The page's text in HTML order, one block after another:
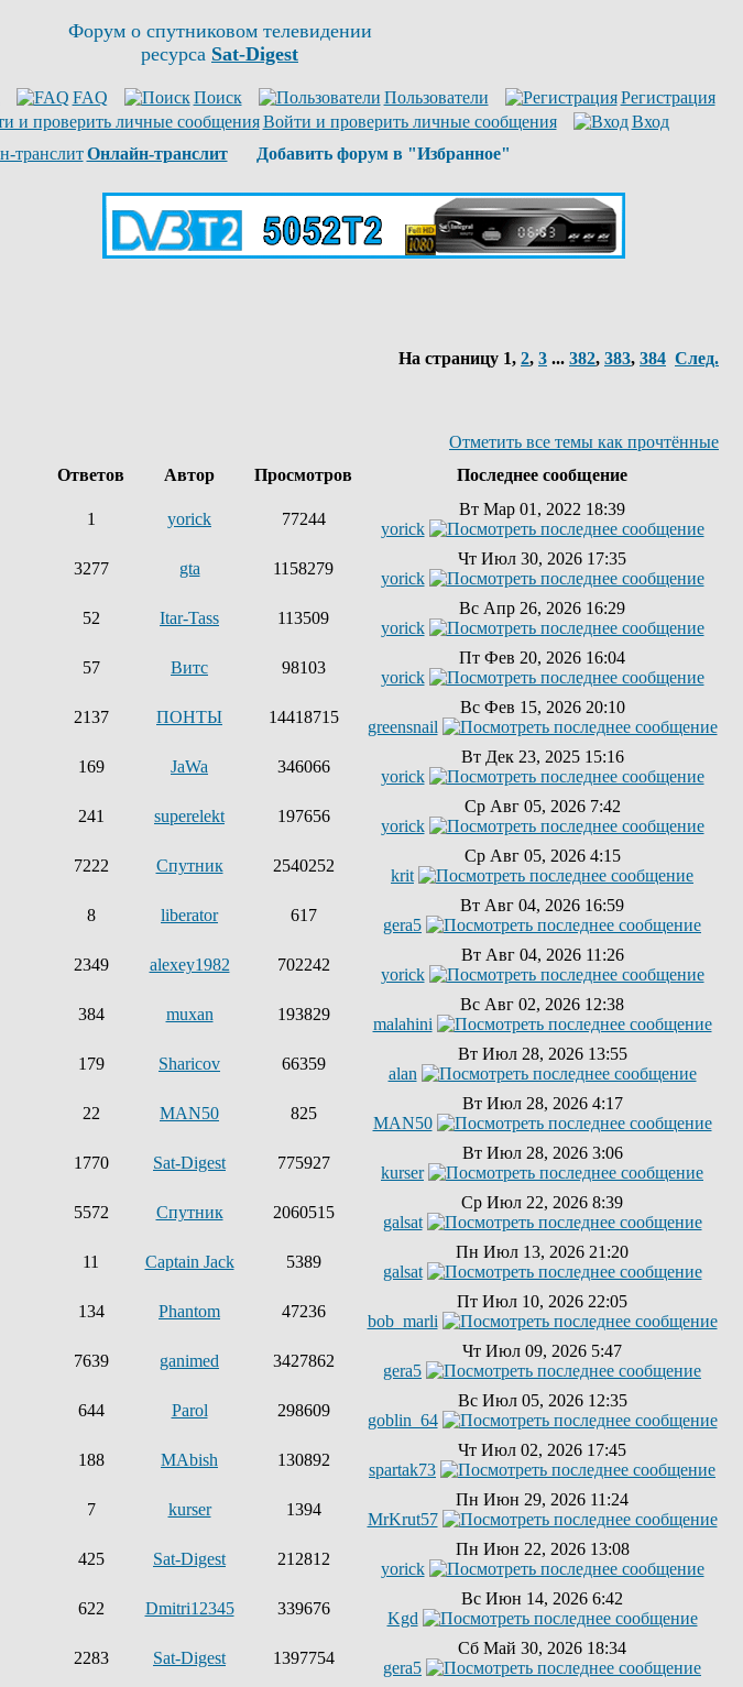
Форум о спутниковом телевидении
ресурса Sat-Digest
FAQ Поиск Пользователи
Регистрация
Войти и проверить личные сообщения
Вход
Онлайн-транслит
Добавить форум в "Избранное"
На страницу 1, 2, 3 ... 382, 383, 384 След.
Отметить все темы как прочтённые
Ответов Автор Просмотров Последнее сообщение
1 yorick 77244
Вт Мар 01, 2022 18:39
yorick
3277 gta 1158279
Чт Июл 30, 2026 17:35
yorick
52 Itar-Tass 113509
Вс Апр 26, 2026 16:29
yorick
57 Витс 98103
Пт Фев 20, 2026 16:04
yorick
2137 ПОНТЫ 14418715
Вс Фев 15, 2026 20:10
greensnail
169 JaWa 346066
Вт Дек 23, 2025 15:16
yorick
241 superelekt 197656
Ср Авг 05, 2026 7:42
yorick
7222 Спутник 2540252
Ср Авг 05, 2026 4:15
krit
8 liberator 617
Вт Авг 04, 2026 16:59
gera5
2349 alexey1982 702242
Вт Авг 04, 2026 11:26
yorick
384 muxan 193829
Вс Авг 02, 2026 12:38
malahini
179 Sharicov 66359
Вт Июл 28, 2026 13:55
alan
22 MAN50 825
Вт Июл 28, 2026 4:17
MAN50
1770 Sat-Digest 775927
Вт Июл 28, 2026 3:06
kurser
5572 Спутник 2060515
Ср Июл 22, 2026 8:39
galsat
11 Captain Jack 5389
Пн Июл 13, 2026 21:20
galsat
134 Phantom 47236
Пт Июл 10, 2026 22:05
bob_marli
7639 ganimed 3427862
Чт Июл 09, 2026 5:47
gera5
644 Parol 298609
Вс Июл 05, 2026 12:35
goblin_64
188 MAbish 130892
Чт Июл 02, 2026 17:45
spartak73
7 kurser 1394
Пн Июн 29, 2026 11:24
MrKrut57
425 Sat-Digest 212812
Пн Июн 22, 2026 13:08
yorick
622 Dmitri12345 339676
Вс Июн 14, 2026 6:42
Kgd
2283 Sat-Digest 1397754
Сб Май 30, 2026 18:34
gera5